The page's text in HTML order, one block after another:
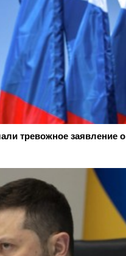
тревожное заявление о